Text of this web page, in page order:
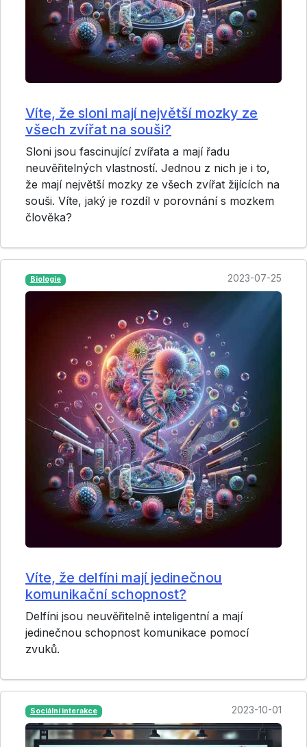
Víte, že sloni mají největší mozky ze
všech zvířat na souši?
Sloni jsou fascinující zvířata a mají řadu
neuvěřitelných vlastností. Jednou z nich je i to,
že mají největší mozky ze všech zvířat žijících na
souši. Víte, jaký je rozdíl v porovnání s mozkem
člověka?
Biologie 2023-07-25
Víte, že delfíni mají jedinečnou
komunikační schopnost?
Delfíni jsou neuvěřitelně inteligentní a mají
jedinečnou schopnost komunikace pomocí
zvuků.
Sociální interakce 2023-10-01